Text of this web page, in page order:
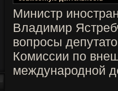
Министр
Владимир
вопросы
Комиссии по
международной